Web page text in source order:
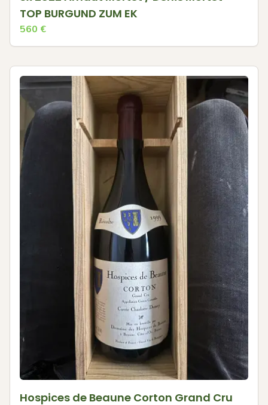
TOP BURGUND ZUM EK
560 €
Hospices de Beaune Corton Grand Cru